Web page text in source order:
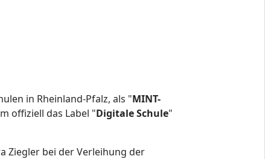
in Rheinland-Pfalz, als "MINT-
offiziell das Label "Digitale Schule"
Ziegler bei der Verleihung der